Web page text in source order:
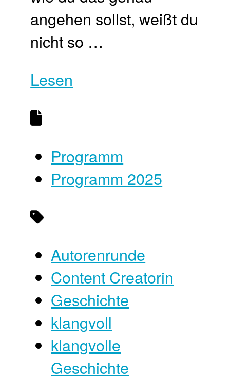
angehen sollst, weißt du
nicht so …
Lesen
Programm
Programm 2025
Autorenrunde
Content Creatorin
Geschichte
klangvoll
klangvolle
Geschichte